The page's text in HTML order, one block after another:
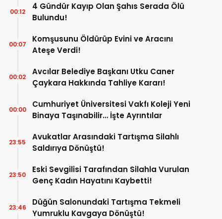
4 Gündür Kayıp Olan Şahıs Serada Ölü
Bulundu!
00:12
Komşusunu Öldürüp Evini ve Aracını
Ateşe Verdi!
00:07
Avcılar Belediye Başkanı Utku Caner
Çaykara Hakkında Tahliye Kararı!
00:02
Cumhuriyet Üniversitesi Vakfı Koleji Yeni
Binaya Taşınabilir… İşte Ayrıntılar
00:00
Avukatlar Arasındaki Tartışma Silahlı
Saldırıya Dönüştü!
23:55
Eski Sevgilisi Tarafından Silahla Vurulan
Genç Kadın Hayatını Kaybetti!
23:50
Düğün Salonundaki Tartışma Tekmeli
Yumruklu Kavgaya Dönüştü!
23:46